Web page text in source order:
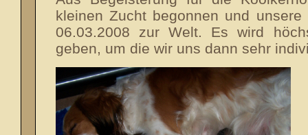
kleinen Zucht begonnen und
06.03.2008 zur Welt. Es wird
geben, um die wir uns dann sehr